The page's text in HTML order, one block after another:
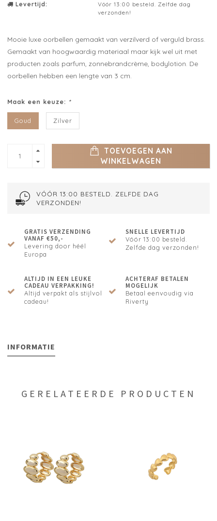
Levertijd:
Vóór 13:00 besteld. Zelfde dag
verzonden!
Mooie luxe oorbellen gemaakt van verzilverd of verguld brass.
Gemaakt van hoogwaardig materiaal maar kijk wel uit met
producten zoals parfum, zonnebrandcrème, bodylotion. De
oorbellen hebben een lengte van 3 cm.
Maak een keuze: *
Goud Zilver
TOEVOEGEN AAN
WINKELWAGEN
VÓÓR 13:00 BESTELD. ZELFDE DAG
VERZONDEN!
GRATIS VERZENDING
VANAF €50,-
Levering door héél
Europa
SNELLE LEVERTIJD
Vóór 13:00 besteld.
Zelfde dag verzonden!
ALTIJD IN EEN LEUKE
CADEAU VERPAKKING!
Altijd verpakt als stijlvol
cadeau!
ACHTERAF BETALEN
MOGELIJK
Betaal eenvoudig via
Riverty
INFORMATIE
GERELATEERDE PRODUCTEN